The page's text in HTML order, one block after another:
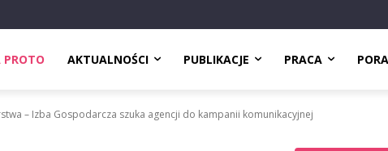
PROTO AKTUALNOŚCI PUBLIKACJE PRACA
– Izba Gospodarcza szuka agencji do kampanii komunikacyjnej